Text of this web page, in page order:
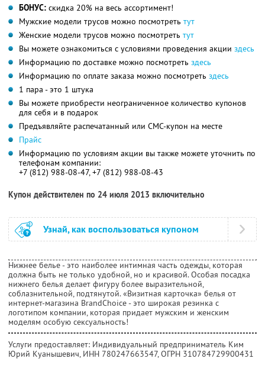
БОНУС: скидка 20% на весь ассортимент!
Мужские модели трусов можно посмотреть тут
Женские модели трусов можно посмотреть тут
Вы можете ознакомиться с условиями проведения акции здесь
Информацию по доставке можно посмотреть здесь
Информацию по оплате заказа можно посмотреть здесь
1 пара - это 1 штука
Вы можете приобрести неограниченное количество купонов
для себя и в подарок
Предъявляйте распечатанный или СМС-купон на месте
Прайс
Информацию по условиям акции вы также можете уточнить по
телефонам компании:
+7 (812) 988-08-47, +7 (812) 988-08-43
Купон действителен по 24 июля 2013 включительно
Узнай, как воспользоваться купоном
Нижнее белье - это наиболее интимная часть одежды, которая
должна быть не только удобной, но и красивой. Особая посадка
нижнего белья делает фигуру более выразительной,
соблазнительной, подтянутой. «Визитная карточка» белья от
интернет-магазина BrandChoice - это широкая резинка с
логотипом компании, которая придает мужским и женским
моделям особую сексуальность!
Услуги предоставляет: Индивидуальный предприниматель Ким
Юрий Куанышевич, ИНН 780247663547, ОГРН 310784729900431